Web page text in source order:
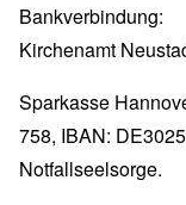
Bankverbindung:
Kirchenamt
Sparkasse
758, IBAN:
Notfallseelsorge.